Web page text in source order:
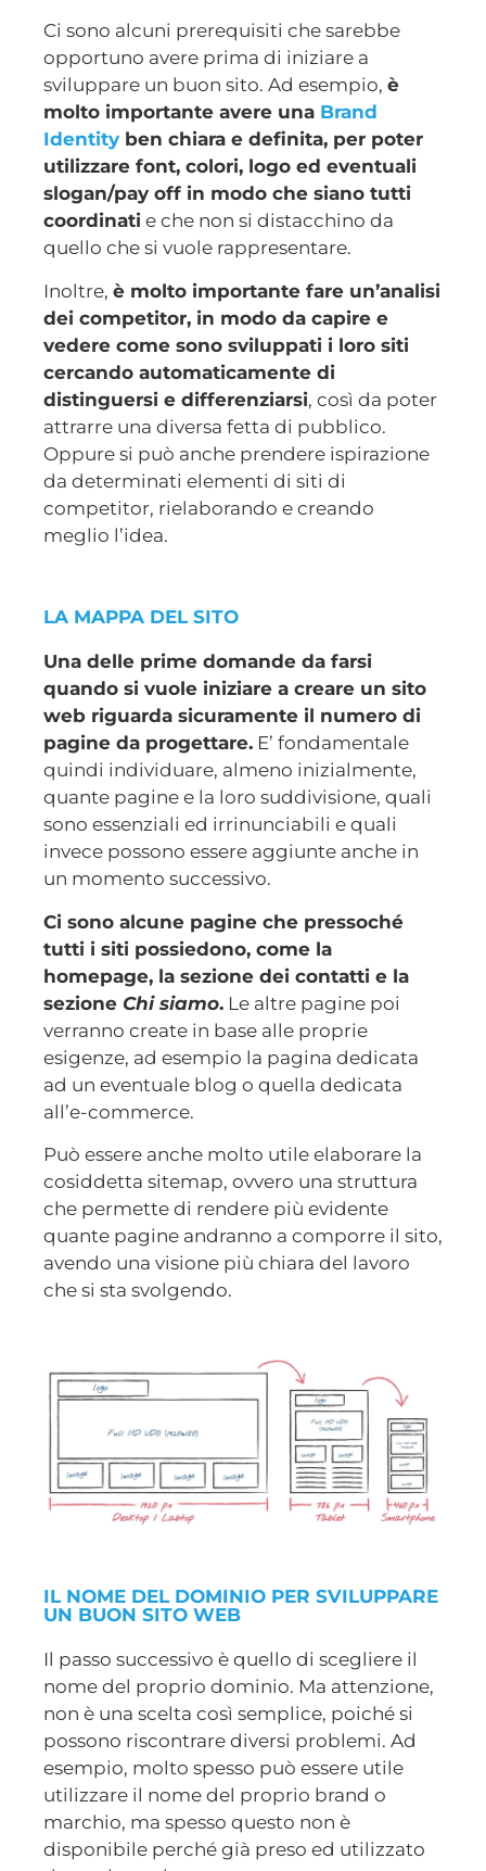
Ci sono alcuni prerequisiti che sarebbe
opportuno avere prima di iniziare a
sviluppare un buon sito. Ad esempio, è
molto importante avere una Brand
Identity ben chiara e definita, per poter
utilizzare font, colori, logo ed eventuali
slogan/pay off in modo che siano tutti
coordinati e che non si distacchino da
quello che si vuole rappresentare.
Inoltre, è molto importante fare un’analisi
dei competitor, in modo da capire e
vedere come sono sviluppati i loro siti
cercando automaticamente di
distinguersi e differenziarsi, così da poter
attrarre una diversa fetta di pubblico.
Oppure si può anche prendere ispirazione
da determinati elementi di siti di
competitor, rielaborando e creando
meglio l’idea.
LA MAPPA DEL SITO
Una delle prime domande da farsi
quando si vuole iniziare a creare un sito
web riguarda sicuramente il numero di
pagine da progettare. E’ fondamentale
quindi individuare, almeno inizialmente,
quante pagine e la loro suddivisione, quali
sono essenziali ed irrinunciabili e quali
invece possono essere aggiunte anche in
un momento successivo.
Ci sono alcune pagine che pressoché
tutti i siti possiedono, come la
homepage, la sezione dei contatti e la
sezione Chi siamo. Le altre pagine poi
verranno create in base alle proprie
esigenze, ad esempio la pagina dedicata
ad un eventuale blog o quella dedicata
all’e-commerce.
Può essere anche molto utile elaborare la
cosiddetta sitemap, ovvero una struttura
che permette di rendere più evidente
quante pagine andranno a comporre il sito,
avendo una visione più chiara del lavoro
che si sta svolgendo.
IL NOME DEL DOMINIO PER SVILUPPARE
UN BUON SITO WEB
Il passo successivo è quello di scegliere il
nome del proprio dominio. Ma attenzione,
non è una scelta così semplice, poiché si
possono riscontrare diversi problemi. Ad
esempio, molto spesso può essere utile
utilizzare il nome del proprio brand o
marchio, ma spesso questo non è
disponibile perché già preso ed utilizzato